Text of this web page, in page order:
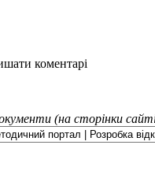
коментарі
(на сторінки